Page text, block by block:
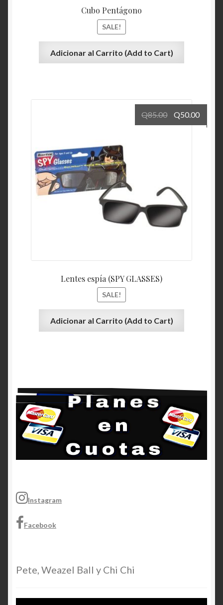
Cubo Pentágono
SALE!
Adicionar al Carrito (Add to Cart)
Lentes espía (SPY GLASSES)
SALE!
Q85.00 Q50.00
Adicionar al Carrito (Add to Cart)
Instagram
Facebook
Pete, Weazel Ball y Chi Chi